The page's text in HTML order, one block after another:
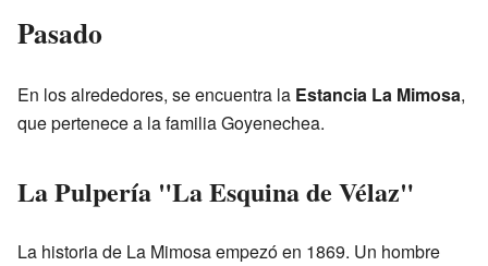
Pasado
En los alrededores, se encuentra la Estancia La Mimosa,
que pertenece a la familia Goyenechea.
La Pulpería "La Esquina de Vélaz"
La historia de La Mimosa empezó en 1869. Un hombre